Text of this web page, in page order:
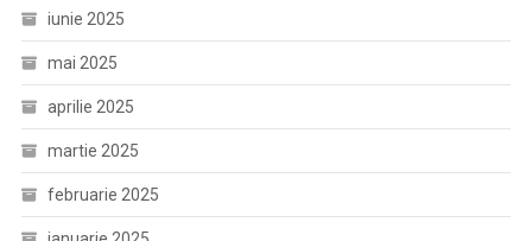
iunie 2025
mai 2025
aprilie 2025
martie 2025
februarie 2025